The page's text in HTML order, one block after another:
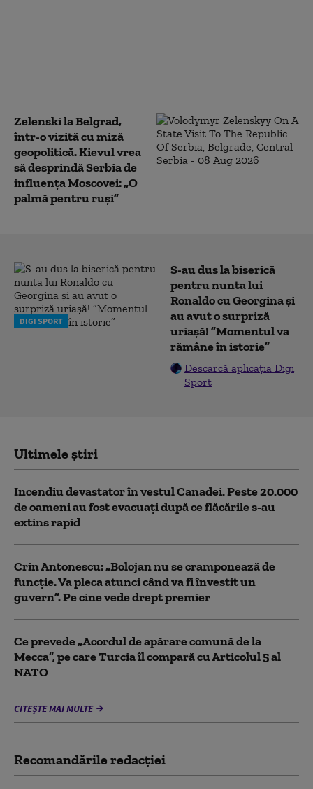
Zelenski la Belgrad,
într-o vizită cu miză
geopolitică. Kievul vrea
să desprindă Serbia de
influența Moscovei: „O
palmă pentru ruși”
DIGI SPORT
S-au dus la biserică
pentru nunta lui
Ronaldo cu Georgina și
au avut o surpriză
uriașă! ”Momentul va
rămâne în istorie”
Descarcă aplicația Digi
Sport
Ultimele știri
Incendiu devastator în vestul Canadei. Peste 20.000
de oameni au fost evacuați după ce flăcările s-au
extins rapid
Crin Antonescu: „Bolojan nu se cramponează de
funcție. Va pleca atunci când va fi învestit un
guvern”. Pe cine vede drept premier
Ce prevede „Acordul de apărare comună de la
Mecca”, pe care Turcia îl compară cu Articolul 5 al
NATO
CITEȘTE MAI MULTE
Recomandările redacţiei